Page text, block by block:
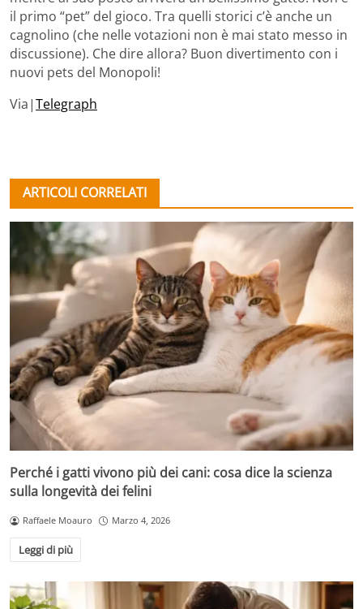
il primo “pet” del gioco. Tra quelli storici c’è anche un
cagnolino (che nelle votazioni non è mai stato messo in
discussione). Che dire allora? Buon divertimento con i
nuovi pets del Monopoli!
Via|Telegraph
ARTICOLI CORRELATI
Perché i gatti vivono più dei cani: cosa dice la scienza
sulla longevità dei felini
Raffaele Moauro Marzo 4, 2026
Leggi di più